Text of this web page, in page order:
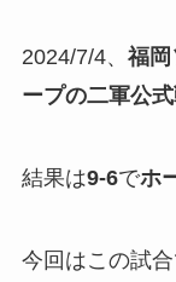
2024/7/4、 福岡
ープの二軍公
結果は9-6でホ
今回はこの試